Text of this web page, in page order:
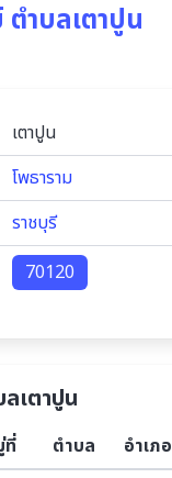
ำบลเตาปูน
เตาปูน
โพธาราม
ราชบุรี
70120
เตาปูน
ที่ ตำบล อำเภอ